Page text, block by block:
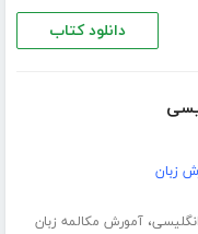
دانلود کتاب
زبان
،آمورش مکالمه زبان